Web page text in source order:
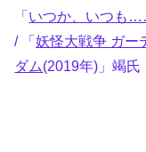
「いつか、いつも
/ 「妖怪大戦争 ガー
ダム(2019年)」竭氏